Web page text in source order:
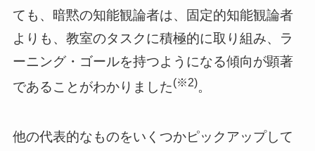
ても、暗黙の知能観論者は、固定的知能観論者
よりも、教室のタスクに積極的に取り組み、ラ
ーニング・ゴールを持つようになる傾向が顕著
であることがわかりました(※2)。
他の代表的なものをいくつかピックアップして